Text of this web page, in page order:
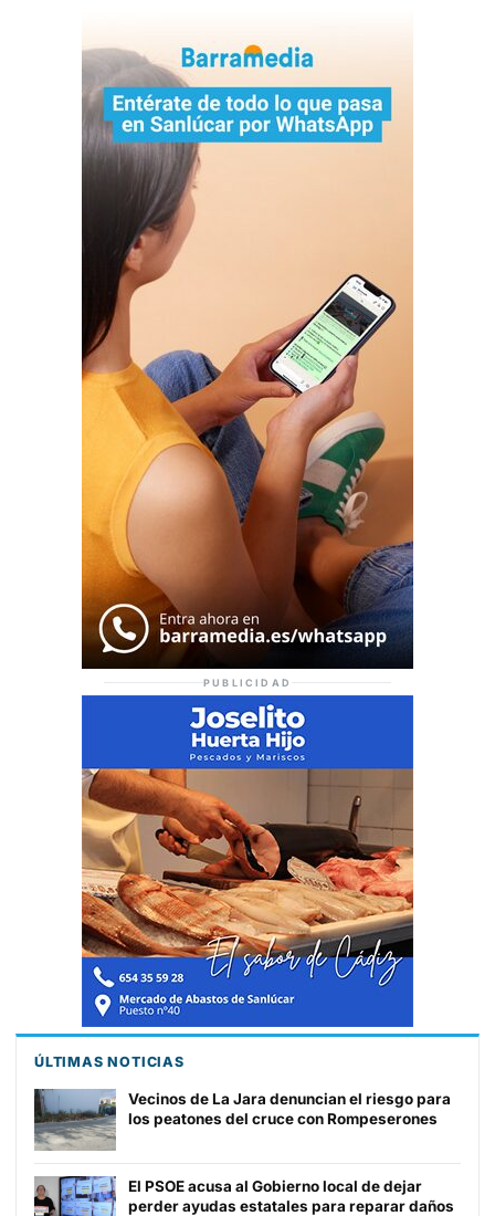
PUBLICIDAD
ÚLTIMAS NOTICIAS
Vecinos de La Jara denuncian el riesgo para
los peatones del cruce con Rompeserones
El PSOE acusa al Gobierno local de dejar
perder ayudas estatales para reparar daños